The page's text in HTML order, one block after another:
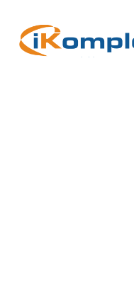
content